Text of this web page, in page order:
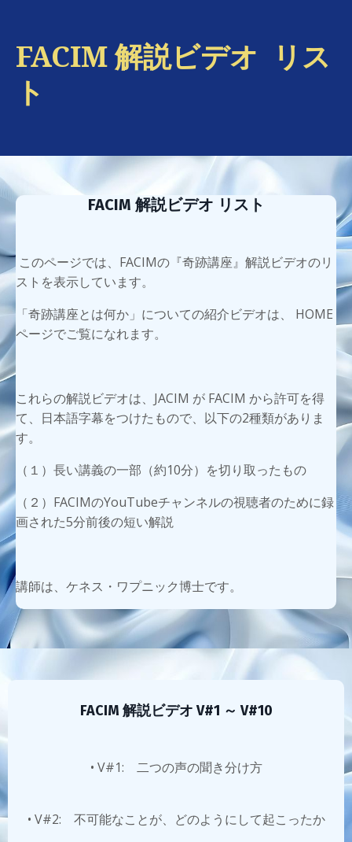
FACIM 解説ビデオ リス
ト
FACIM 解説ビデオ リスト
このページでは、FACIMの『奇跡講座』解説ビデオのリ
ストを表示しています。
「奇跡講座とは何か」についての紹介ビデオは、 HOME
ページでご覧になれます。
これらの解説ビデオは、JACIM が FACIM から許可を得
て、日本語字幕をつけたもので、以下の2種類がありま
す。
（１）長い講義の一部（約10分）を切り取ったもの
（２）FACIMのYouTubeチャンネルの視聴者のために録
画された5分前後の短い解説
講師は、ケネス・ワプニック博士です。
FACIM 解説ビデオ V#1 ～ V#10
• V#1: 二つの声の聞き分け方
• V#2: 不可能なことが、どのようにして起こったか